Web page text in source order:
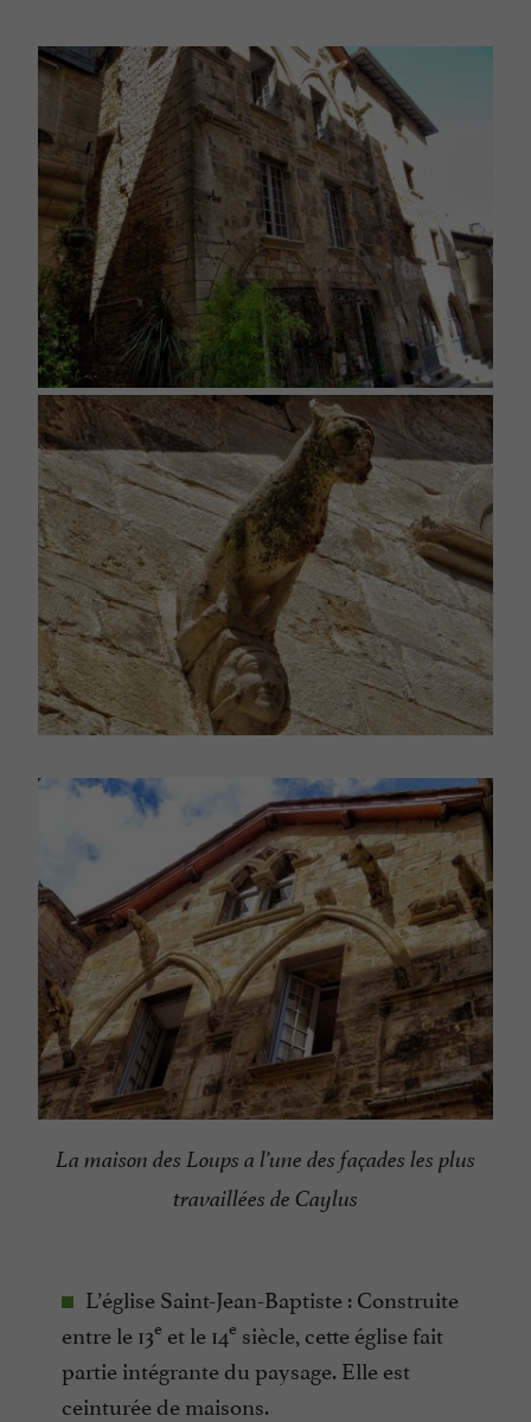
La maison des Loups a l’une des façades les plus
travaillées de Caylus
L’église Saint-Jean-Baptiste : Construite
entre le 13e et le 14e siècle, cette église fait
partie intégrante du paysage. Elle est
ceinturée de maisons.